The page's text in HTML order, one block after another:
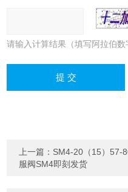
请输入计算结果（填写阿拉伯
上一篇： SM4-20（15）57-
服阀SM4即刻发货